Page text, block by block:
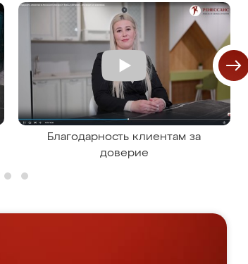
Благодарность клиентам за
доверие